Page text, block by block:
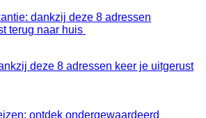
deze 8 adressen keer je uitgerust